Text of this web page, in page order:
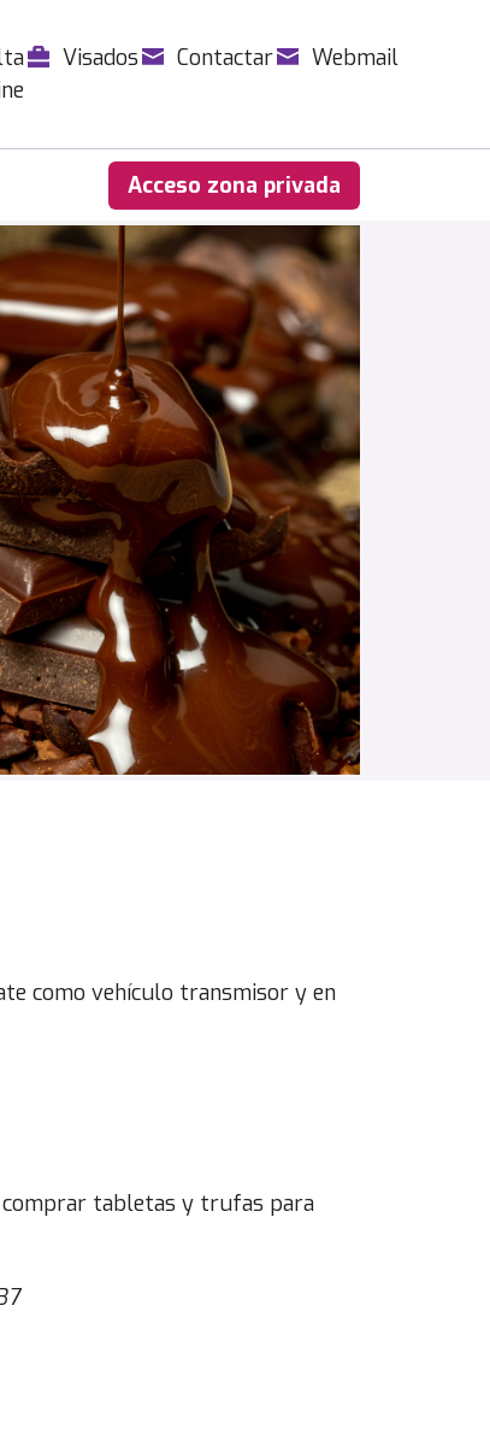
Visados Contactar Webmail
Acceso zona privada
como vehículo transmisor y en
comprar tabletas y trufas para